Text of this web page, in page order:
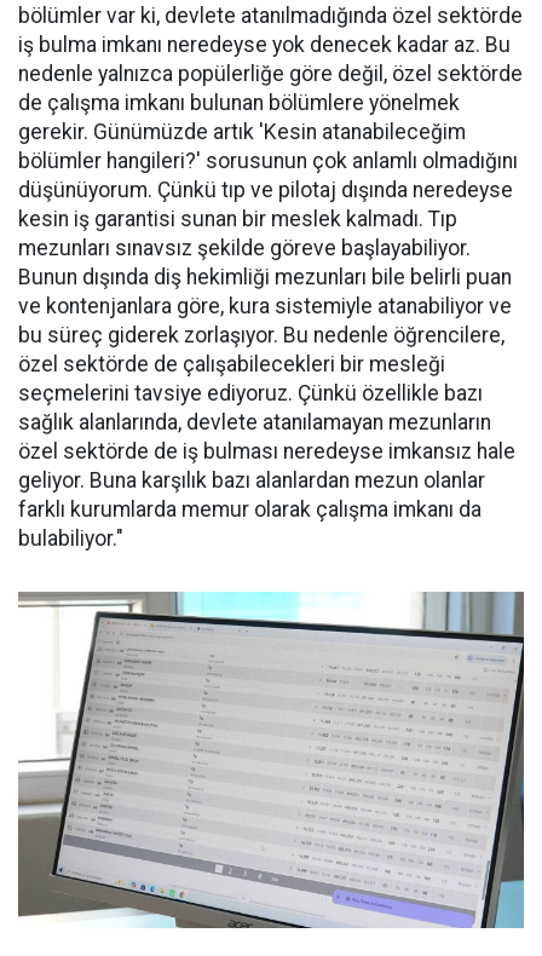
bölümler var ki, devlete atanılmadığında özel sektörde
iş bulma imkanı neredeyse yok denecek kadar az. Bu
nedenle yalnızca popülerliğe göre değil, özel sektörde
de çalışma imkanı bulunan bölümlere yönelmek
gerekir. Günümüzde artık 'Kesin atanabileceğim
bölümler hangileri?' sorusunun çok anlamlı olmadığını
düşünüyorum. Çünkü tıp ve pilotaj dışında neredeyse
kesin iş garantisi sunan bir meslek kalmadı. Tıp
mezunları sınavsız şekilde göreve başlayabiliyor.
Bunun dışında diş hekimliği mezunları bile belirli puan
ve kontenjanlara göre, kura sistemiyle atanabiliyor ve
bu süreç giderek zorlaşıyor. Bu nedenle öğrencilere,
özel sektörde de çalışabilecekleri bir mesleği
seçmelerini tavsiye ediyoruz. Çünkü özellikle bazı
sağlık alanlarında, devlete atanılamayan mezunların
özel sektörde de iş bulması neredeyse imkansız hale
geliyor. Buna karşılık bazı alanlardan mezun olanlar
farklı kurumlarda memur olarak çalışma imkanı da
bulabiliyor."